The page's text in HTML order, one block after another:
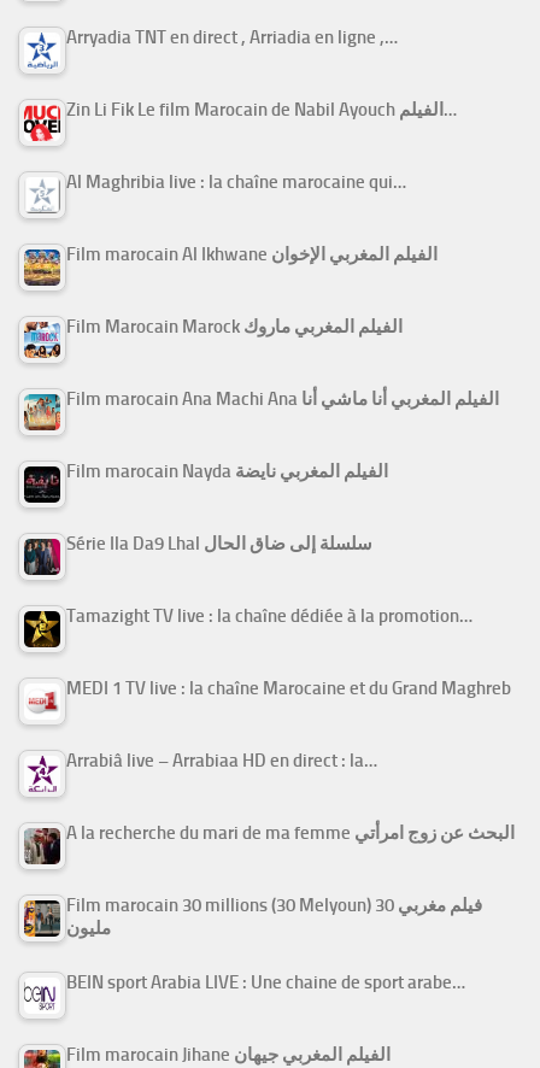
Arryadia TNT en direct , Arriadia en ligne ,…
Zin Li Fik Le film Marocain de Nabil Ayouch الفيلم…
Al Maghribia live : la chaîne marocaine qui…
Film marocain Al Ikhwane الفيلم المغربي الإخوان
Film Marocain Marock الفيلم المغربي ماروك
Film marocain Ana Machi Ana الفيلم المغربي أنا ماشي أنا
Film marocain Nayda الفيلم المغربي نايضة
Série Ila Da9 Lhal سلسلة إلى ضاق الحال
Tamazight TV live : la chaîne dédiée à la promotion…
MEDI 1 TV live : la chaîne Marocaine et du Grand Maghreb
Arrabiâ live – Arrabiaa HD en direct : la…
A la recherche du mari de ma femme البحث عن زوج امرأتي
Film marocain 30 millions (30 Melyoun) فيلم مغربي 30
مليون
BEIN sport Arabia LIVE : Une chaine de sport arabe…
Film marocain Jihane الفيلم المغربي جيهان